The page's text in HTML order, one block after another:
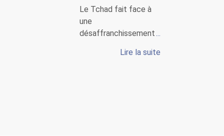
Le Tchad fait face à
une
désaffranchissement
en particulier dans les
Lire la suite